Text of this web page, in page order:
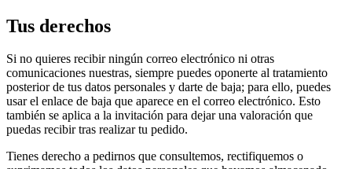
Tus derechos
Si no quieres recibir ningún correo electrónico ni otras
comunicaciones nuestras, siempre puedes oponerte al tratamiento
posterior de tus datos personales y darte de baja; para ello, puedes
usar el enlace de baja que aparece en el correo electrónico. Esto
también se aplica a la invitación para dejar una valoración que
puedas recibir tras realizar tu pedido.
Tienes derecho a pedirnos que consultemos, rectifiquemos o